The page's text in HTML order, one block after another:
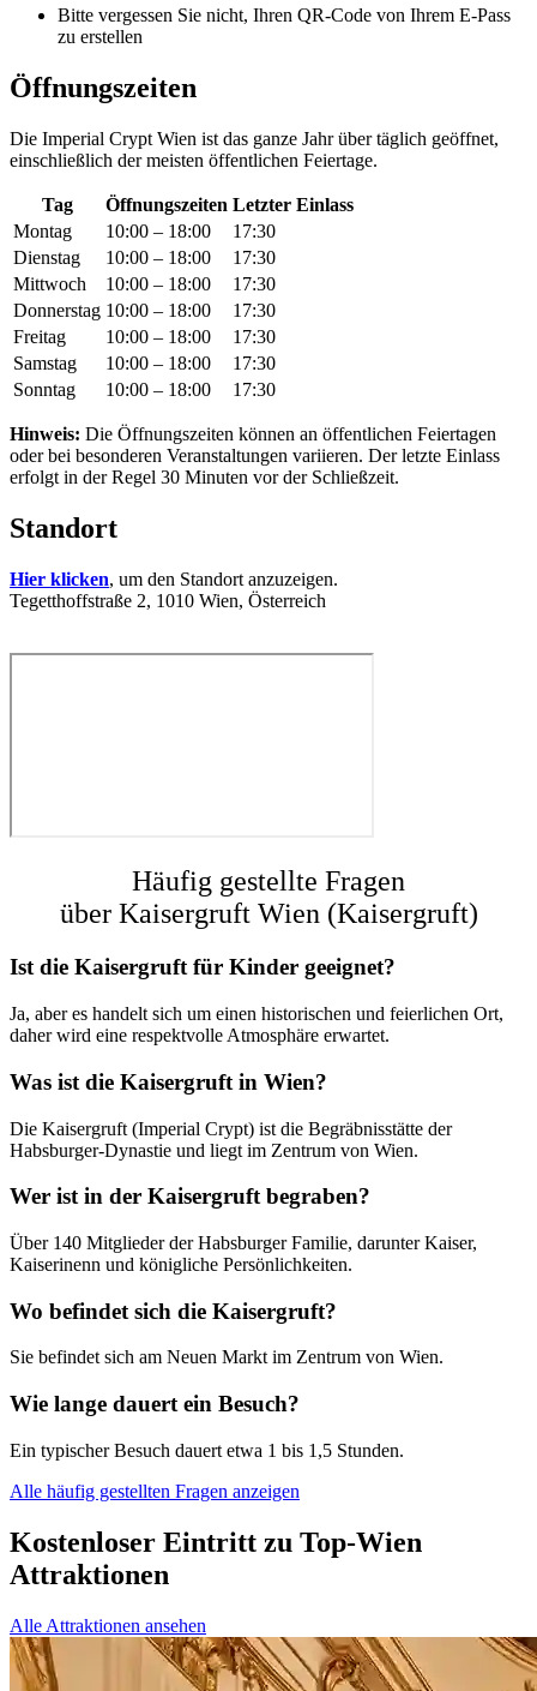
Bitte vergessen Sie nicht, Ihren QR-Code von Ihrem E-Pass
zu erstellen
Öffnungszeiten
Die Imperial Crypt Wien ist das ganze Jahr über täglich geöffnet,
einschließlich der meisten öffentlichen Feiertage.
Tag Öffnungszeiten Letzter Einlass
Montag
10:00 – 18:00
17:30
Dienstag
10:00 – 18:00
17:30
Mittwoch
10:00 – 18:00
17:30
Donnerstag 10:00 – 18:00
17:30
Freitag
10:00 – 18:00
17:30
Samstag
10:00 – 18:00
17:30
Sonntag
10:00 – 18:00 17:30
Hinweis: Die Öffnungszeiten können an öffentlichen Feiertagen
oder bei besonderen Veranstaltungen variieren. Der letzte Einlass
erfolgt in der Regel 30 Minuten vor der Schließzeit.
Standort
Hier klicken, um den Standort anzuzeigen.
Tegetthoffstraße 2, 1010 Wien, Österreich
Häufig gestellte Fragen
über Kaisergruft Wien (Kaisergruft)
Ist die Kaisergruft für Kinder geeignet?
Ja, aber es handelt sich um einen historischen und feierlichen Ort,
daher wird eine respektvolle Atmosphäre erwartet.
Was ist die Kaisergruft in Wien?
Die Kaisergruft (Imperial Crypt) ist die Begräbnisstätte der
Habsburger-Dynastie und liegt im Zentrum von Wien.
Wer ist in der Kaisergruft begraben?
Über 140 Mitglieder der Habsburger Familie, darunter Kaiser,
Kaiserinenn und königliche Persönlichkeiten.
Wo befindet sich die Kaisergruft?
Sie befindet sich am Neuen Markt im Zentrum von Wien.
Wie lange dauert ein Besuch?
Ein typischer Besuch dauert etwa 1 bis 1,5 Stunden.
Alle häufig gestellten Fragen anzeigen
Kostenloser Eintritt zu Top-Wien
Attraktionen
Alle Attraktionen ansehen